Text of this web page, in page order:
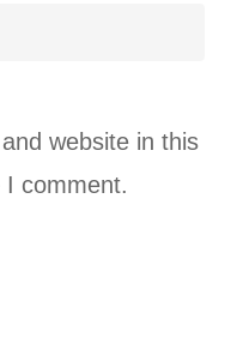
website in this
comment.